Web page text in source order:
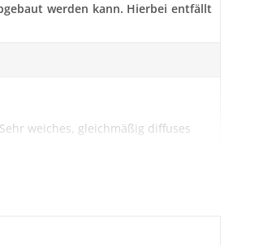
werden kann. Hierbei entfällt
weiches, gleichmäßig diffuses